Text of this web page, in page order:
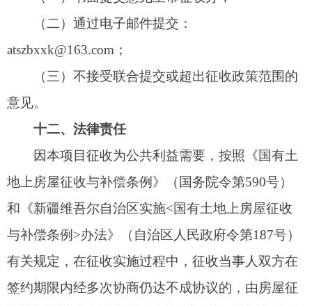
好宣传动员，签订协议、经济补偿等工作，解决好
社会稳定和征收进度的关系，主动接受社会监督。
（三）被征收人如对发出的通知不服，可在5
日内向克州住房和城乡建设局及有关部门提起申
法、房产、电力、电信等做好相关工作，抽调精干
力量，确保按时征收，平稳顺利安置，完成征收任
务。
（五）市委政法委、住建等部门要做好风险评
估工作。